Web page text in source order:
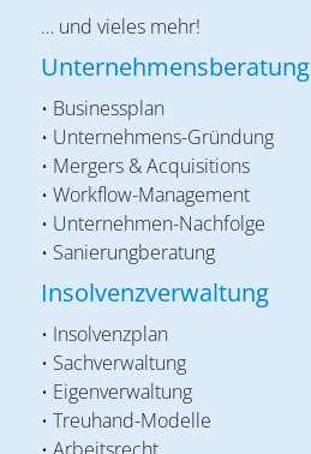
… und vieles mehr!
Unternehmensberatung
• Businessplan
• Unternehmens-Gründung
• Mergers & Acquisitions
• Workflow-Management
• Unternehmen-Nachfolge
• Sanierungberatung
Insolvenzverwaltung
• Insolvenzplan
• Sachverwaltung
• Eigenverwaltung
• Treuhand-Modelle